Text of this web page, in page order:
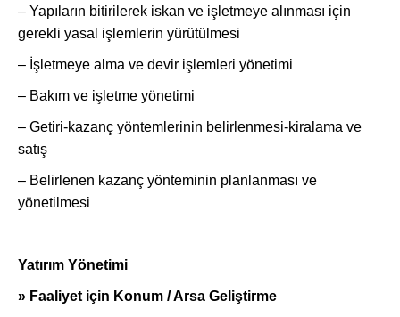
– Yapıların bitirilerek iskan ve işletmeye alınması için
gerekli yasal işlemlerin yürütülmesi
– İşletmeye alma ve devir işlemleri yönetimi
– Bakım ve işletme yönetimi
– Getiri-kazanç yöntemlerinin belirlenmesi-kiralama ve
satış
– Belirlenen kazanç yönteminin planlanması ve
yönetilmesi
Yatırım Yönetimi
» Faaliyet için Konum / Arsa Geliştirme